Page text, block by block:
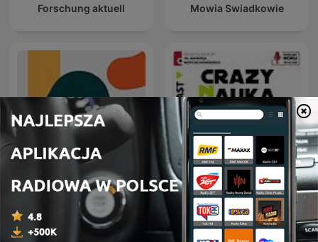
Forschung aktuell Mowia Swiadkowie
Entiende Tu Mente Crazy Nauka